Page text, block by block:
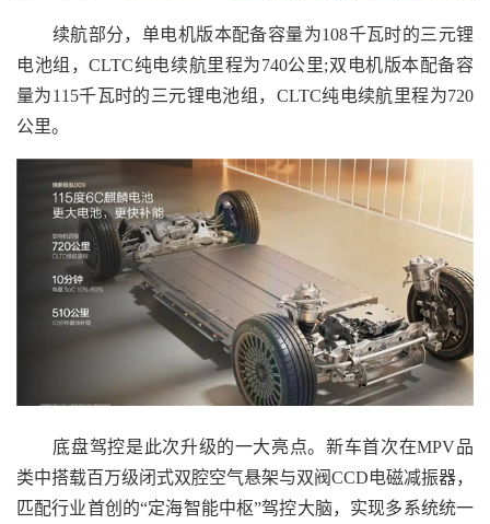
续航部分，单电机版本配备容量为108千瓦时的三元锂
电池组，CLTC纯电续航里程为740公里;双电机版本配备容
量为115千瓦时的三元锂电池组，CLTC纯电续航里程为720
公里。
底盘驾控是此次升级的一大亮点。新车首次在MPV品
类中搭载百万级闭式双腔空气悬架与双阀CCD电磁减振器，
匹配行业首创的“定海智能中枢”驾控大脑，实现多系统统一